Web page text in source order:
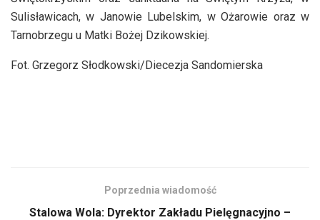
Sulisławicach, w Janowie Lubelskim, w Ożarowie oraz w
Tarnobrzegu u Matki Bożej Dzikowskiej.
Fot. Grzegorz Słodkowski/Diecezja Sandomierska
Poprzednia wiadomość
Stalowa Wola: Dyrektor Zakładu Pielęgnacyjno –